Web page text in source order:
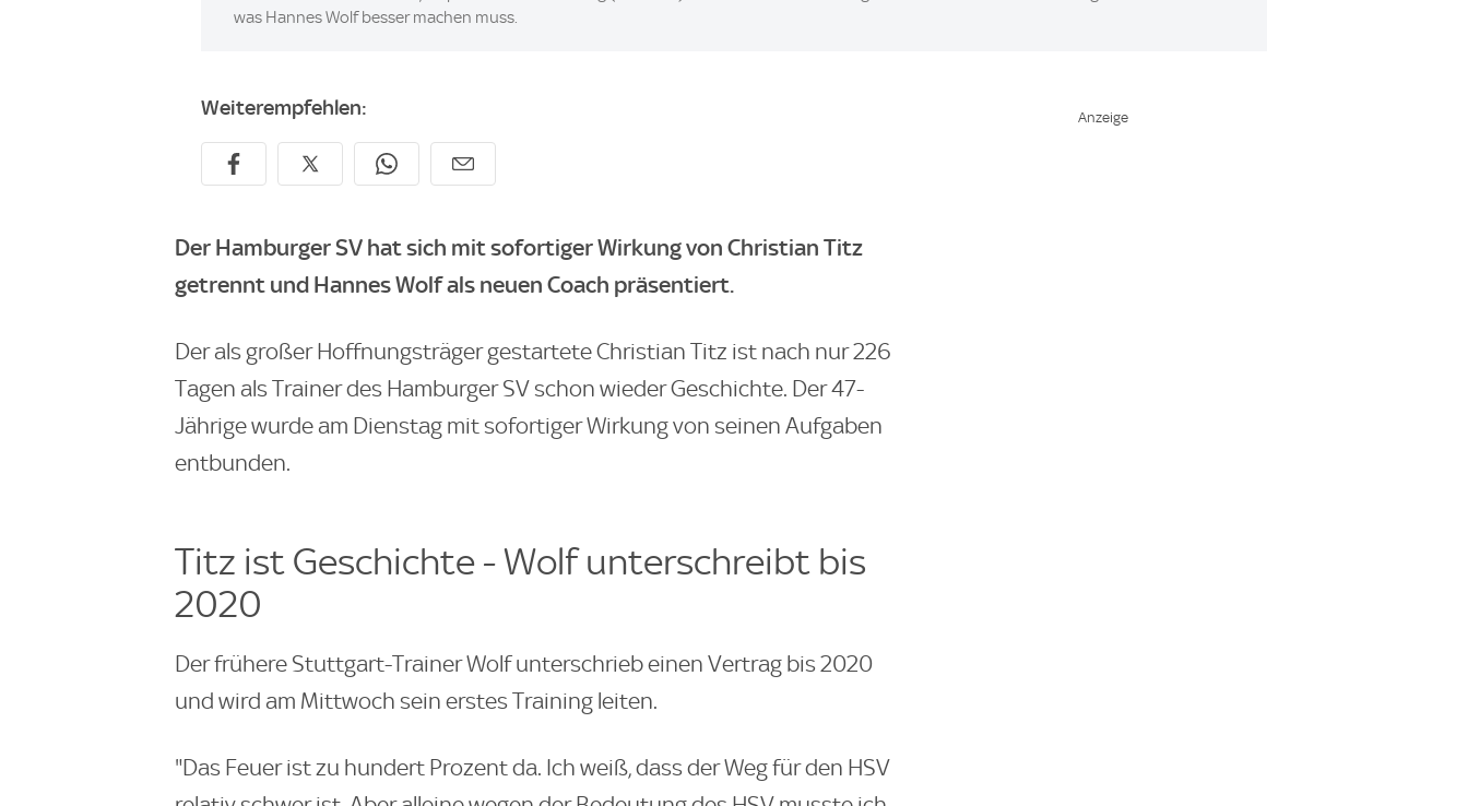
was Hannes Wolf besser machen muss.
Weiterempfehlen:
Der Hamburger SV hat sich mit sofortiger Wirkung von Christian Titz
getrennt und Hannes Wolf als neuen Coach präsentiert.
Der als großer Hoffnungsträger gestartete Christian Titz ist nach nur 226
Tagen als Trainer des Hamburger SV schon wieder Geschichte. Der 47-
Jährige wurde am Dienstag mit sofortiger Wirkung von seinen Aufgaben
entbunden.
Titz ist Geschichte - Wolf unterschreibt bis
2020
Der frühere Stuttgart-Trainer Wolf unterschrieb einen Vertrag bis 2020
und wird am Mittwoch sein erstes Training leiten.
"Das Feuer ist zu hundert Prozent da. Ich weiß, dass der Weg für den HSV